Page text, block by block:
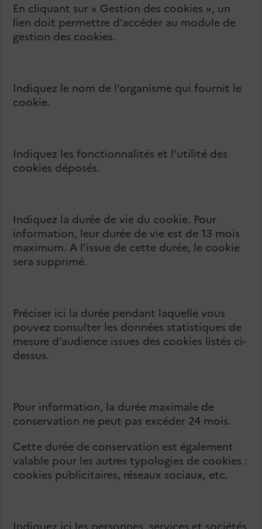
En cliquant sur « Gestion des cookies », un
lien doit permettre d’accéder au module de
gestion des cookies.
Indiquez le nom de l’organisme qui fournit le
cookie.
Indiquez les fonctionnalités et l’utilité des
cookies déposés.
Indiquez la durée de vie du cookie. Pour
information, leur durée de vie est de 13 mois
maximum. A l’issue de cette durée, le cookie
sera supprimé.
Préciser ici la durée pendant laquelle vous
pouvez consulter les données statistiques de
mesure d’audience issues des cookies listés ci-
dessus.
Pour information, la durée maximale de
conservation ne peut pas excéder 24 mois.
Cette durée de conservation est également
valable pour les autres typologies de cookies :
cookies publicitaires, réseaux sociaux, etc.
Indiquez ici les personnes, services et sociétés